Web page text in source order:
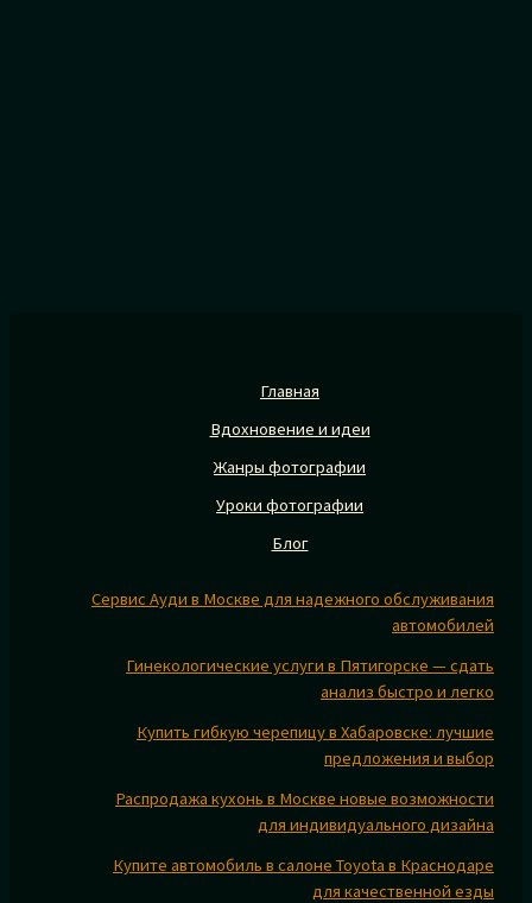
Главная
Вдохновение и идеи
Жанры фотографии
Уроки фотографии
Блог
Сервис Ауди в Москве для надежного обслуживания
автомобилей
Гинекологические услуги в Пятигорске — сдать
анализ быстро и легко
Купить гибкую черепицу в Хабаровске: лучшие
предложения и выбор
Распродажа кухонь в Москве новые возможности
для индивидуального дизайна
Купите автомобиль в салоне Toyota в Краснодаре
для качественной езды